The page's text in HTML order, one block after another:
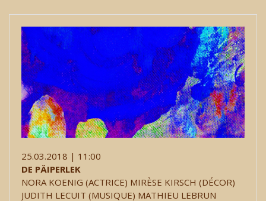
25.03.2018 | 11:00
DE PÄIPERLEK
NORA KOENIG (ACTRICE) MIRÈSE KIRSCH (DÉCOR)
JUDITH LECUIT (MUSIQUE) MATHIEU LEBRUN